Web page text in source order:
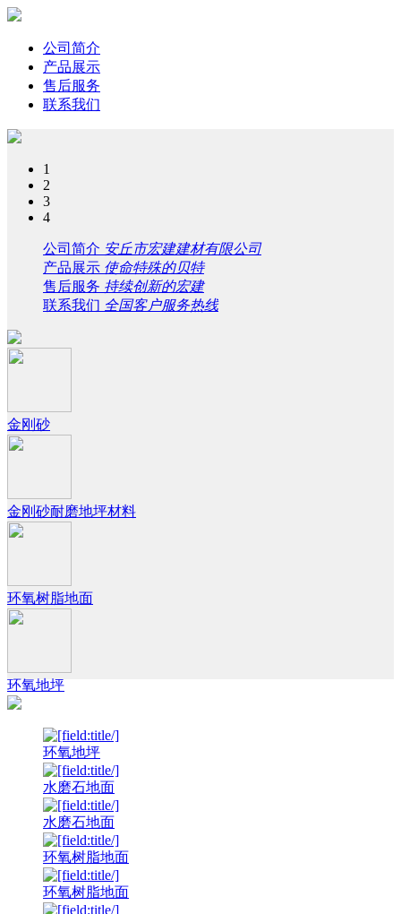
公司简介
产品展示
售后服务
联系我们
1
2
3
4
公司简介 安丘市宏建建材有限公司
产品展示 使命特殊的贝特
售后服务 持续创新的宏建
联系我们 全国客户服务热线
金刚砂
金刚砂耐磨地坪材料
环氧树脂地面
环氧地坪
环氧地坪
水磨石地面
水磨石地面
环氧树脂地面
环氧树脂地面